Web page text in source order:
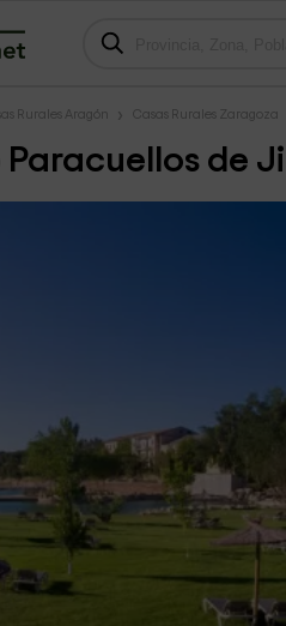
Rurales Aragón Casas Rurales Zaragoza
de